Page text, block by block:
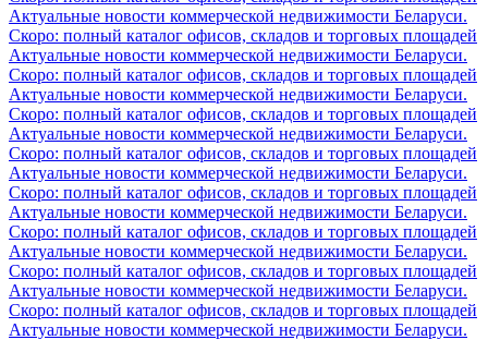
Актуальные новости коммерческой недвижимости Беларуси.
Скоро: полный каталог офисов, складов и торговых площадей
Актуальные новости коммерческой недвижимости Беларуси.
Скоро: полный каталог офисов, складов и торговых площадей
Актуальные новости коммерческой недвижимости Беларуси.
Скоро: полный каталог офисов, складов и торговых площадей
Актуальные новости коммерческой недвижимости Беларуси.
Скоро: полный каталог офисов, складов и торговых площадей
Актуальные новости коммерческой недвижимости Беларуси.
Скоро: полный каталог офисов, складов и торговых площадей
Актуальные новости коммерческой недвижимости Беларуси.
Скоро: полный каталог офисов, складов и торговых площадей
Актуальные новости коммерческой недвижимости Беларуси.
Скоро: полный каталог офисов, складов и торговых площадей
Актуальные новости коммерческой недвижимости Беларуси.
Скоро: полный каталог офисов, складов и торговых площадей
Актуальные новости коммерческой недвижимости Беларуси.